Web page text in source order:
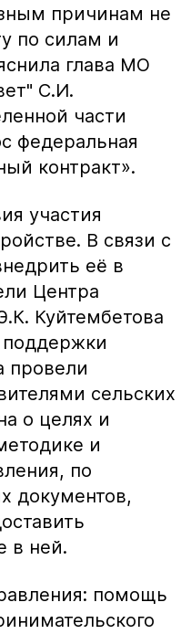
причинам не
по силам и
глава МО
С.И.
части
федеральная
контракт».
участия
В связи с
её в
Центра
Куйтембетова
провели
сельских
о целях и
и
по
документов,
в ней.
помощь